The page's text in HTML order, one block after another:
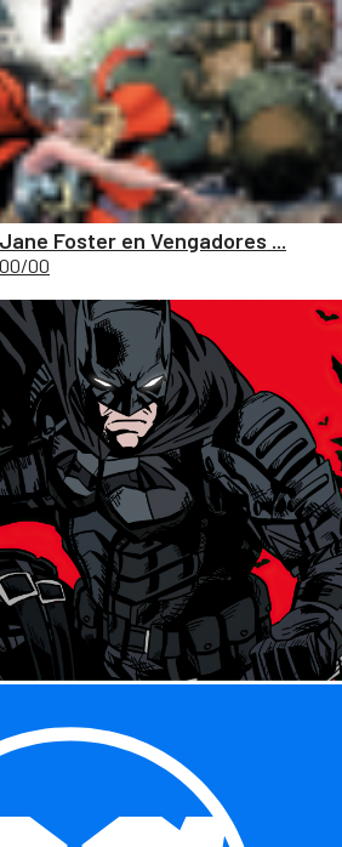
Foster en Vengadores ...
00